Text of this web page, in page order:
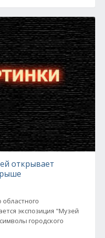
открывает
экспозиция "Музей
городского